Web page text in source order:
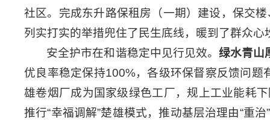
社区。完成东升路保租房（一期）建设，保交
列实打实的举措兜住了民生底线，暖到了群众心
安全护市在和谐稳定中见行见效。 绿水青山
优良率稳定保持100%，各级环保督察反馈问
雄卷烟厂成为国家级绿色工厂，规上工业能耗
推行“幸福调解”楚雄模式，推动基层治理由“重